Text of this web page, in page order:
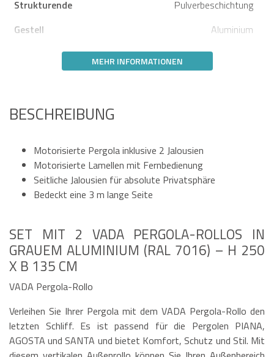
Strukturende
Pulverbeschichtung
Gestell
Aluminium
MEHR INFORMATIONEN
BESCHREIBUNG
Motorisierte Pergola inklusive 2 Jalousien
Motorisierte Lamellen mit Fernbedienung
Seitliche Jalousien für absolute Privatsphäre
Bedeckt eine 3 m lange Seite
SET MIT 2 VADA PERGOLA-ROLLOS IN
GRAUEM ALUMINIUM (RAL 7016) – H 250
X B 135 CM
VADA Pergola-Rollo
Verleihen Sie Ihrer Pergola mit dem VADA Pergola-Rollo den
letzten Schliff. Es ist passend für die Pergolen PIANA,
AGOSTA und SANTA und bietet Komfort, Schutz und Stil. Mit